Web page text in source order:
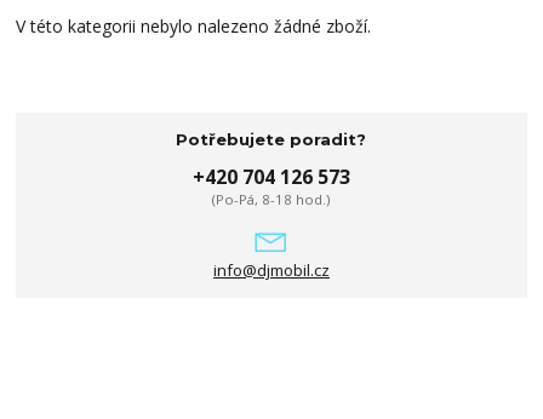
V této kategorii nebylo nalezeno žádné zboží.
Potřebujete poradit?
+420 704 126 573
(Po-Pá, 8-18 hod.)
info@djmobil.cz